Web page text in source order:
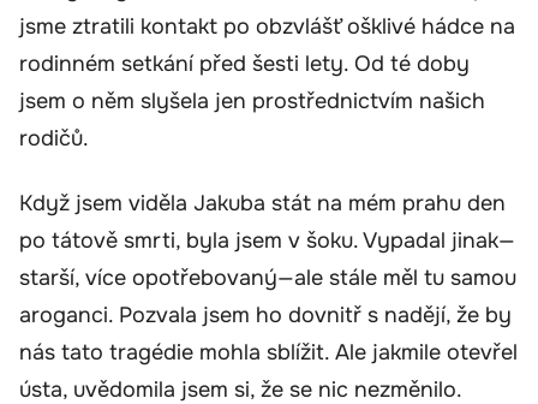
jsme ztratili kontakt po obzvlášť ošklivé hádce na
rodinném setkání před šesti lety. Od té doby
jsem o něm slyšela jen prostřednictvím našich
rodičů.
Když jsem viděla Jakuba stát na mém prahu den
po tátově smrti, byla jsem v šoku. Vypadal jinak—
starší, více opotřebovaný—ale stále měl tu samou
aroganci. Pozvala jsem ho dovnitř s nadějí, že by
nás tato tragédie mohla sblížit. Ale jakmile otevřel
ústa, uvědomila jsem si, že se nic nezměnilo.